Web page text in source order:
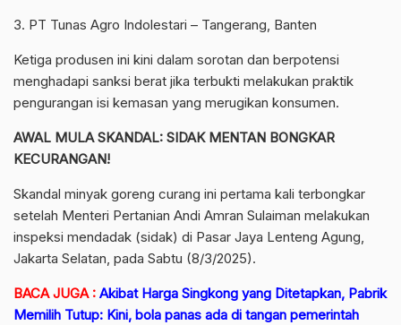
3. PT Tunas Agro Indolestari – Tangerang, Banten
Ketiga produsen ini kini dalam sorotan dan berpotensi
menghadapi sanksi berat jika terbukti melakukan praktik
pengurangan isi kemasan yang merugikan konsumen.
AWAL MULA SKANDAL: SIDAK MENTAN BONGKAR
KECURANGAN!
Skandal minyak goreng curang ini pertama kali terbongkar
setelah Menteri Pertanian Andi Amran Sulaiman melakukan
inspeksi mendadak (sidak) di Pasar Jaya Lenteng Agung,
Jakarta Selatan, pada Sabtu (8/3/2025).
BACA JUGA : Akibat Harga Singkong yang Ditetapkan, Pabrik
Memilih Tutup: Kini, bola panas ada di tangan pemerintah